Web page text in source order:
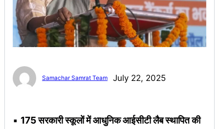
Samachar Samrat Team July 22, 2025
▪︎ 175 सरकारी स्कूलों में आधुनिक आईसीटी लैब स्थापित की